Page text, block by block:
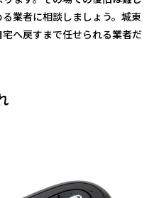
業者に相談しましょう。城東
へ戻すまで任せられる業者だ